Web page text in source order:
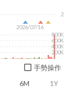
6M 1Y
2026/07/16
2
200K
400K
600K
800K
手勢操作